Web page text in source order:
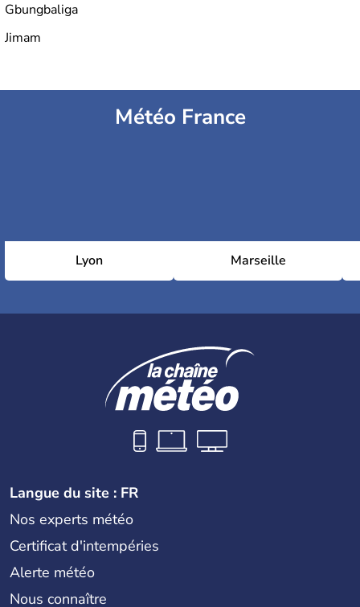
Gbungbaliga
Jimam
Météo France
Lyon Marseille
Langue du site : FR
Nos experts météo
Certificat d'intempéries
Alerte météo
Nous connaître